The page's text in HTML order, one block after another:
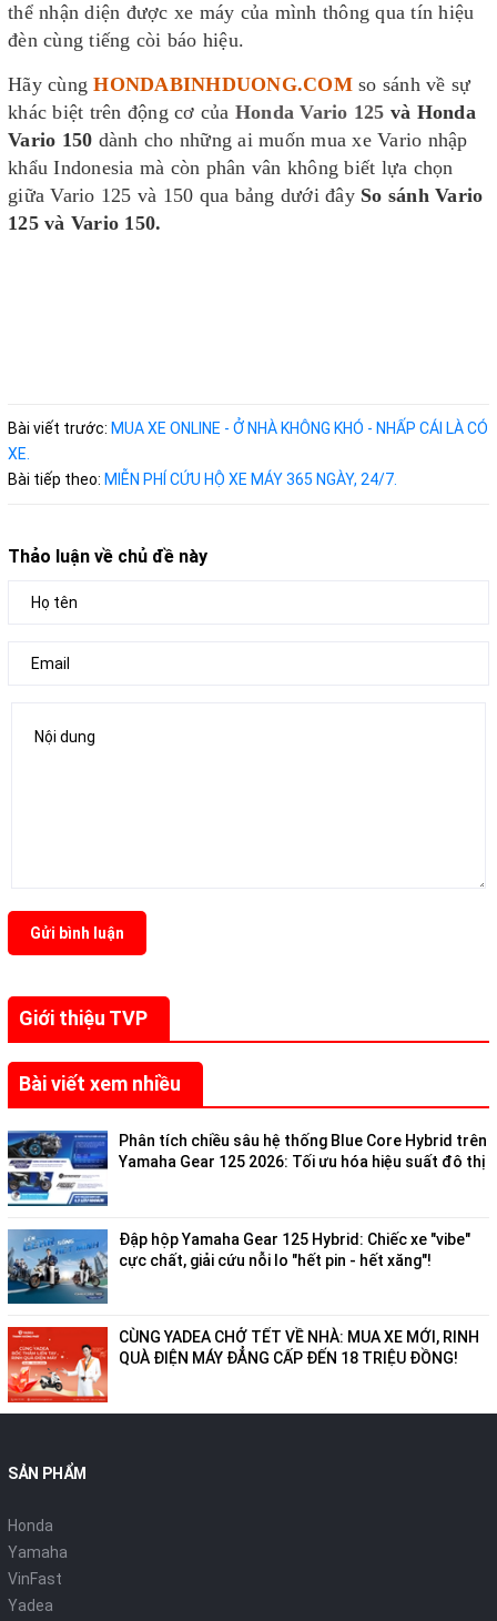
Giới thiệu TVP
Bài viết xem nhiều
Phân tích chiều sâu hệ thống Blue Core Hybrid trên
Yamaha Gear 125 2026: Tối ưu hóa hiệu suất đô thị
Đập hộp Yamaha Gear 125 Hybrid: Chiếc xe "vibe"
cực chất, giải cứu nỗi lo "hết pin - hết xăng"!
CÙNG YADEA CHỞ TẾT VỀ NHÀ: MUA XE MỚI, RINH
QUÀ ĐIỆN MÁY ĐẲNG CẤP ĐẾN 18 TRIỆU ĐỒNG!
thể nhận diện được xe máy của mình thông qua tín hiệu
đèn cùng tiếng còi báo hiệu.
Hãy cùngHONDABINHDUONG.COMso sánh về sự
khác biệt trên động cơ của Honda Vario 125 và Honda
Vario 150 dành cho những ai muốn mua xe Vario nhập
khẩu Indonesia mà còn phân vân không biết lựa chọn
giữa Vario 125 và 150 qua bảng dưới đây So sánh Vario
125 và Vario 150.
Bài viết trước: MUA XE ONLINE - Ở NHÀ KHÔNG KHÓ - NHẤP CÁI LÀ CÓ
XE.
Bài tiếp theo: MIỄN PHÍ CỨU HỘ XE MÁY 365 NGÀY, 24/7.
Thảo luận về chủ đề này
Gửi bình luận
SẢN PHẨM
Honda
Yamaha
VinFast
Yadea